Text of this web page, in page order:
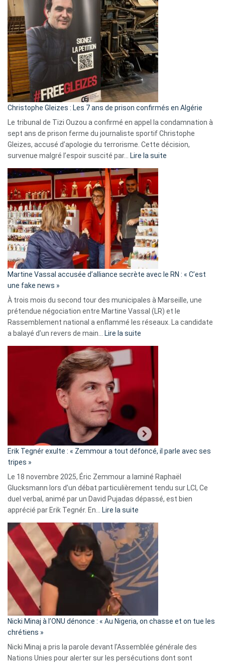
Bas,
Espagne,
Irlande
et
Slovénie
rejettent
la
présence
d’Israël
Christophe Gleizes : Les 7 ans de prison confirmés en Algérie
Le tribunal de Tizi Ouzou a confirmé en appel la condamnation à
sept ans de prison ferme du journaliste sportif Christophe
Gleizes, accusé d’apologie du terrorisme. Cette décision,
survenue malgré l’espoir suscité par…
Lire la suite
Algérie
Martine Vassal accusée d’alliance secrète avec le RN : « C’est
une fake news »
À trois mois du second tour des municipales à Marseille, une
prétendue négociation entre Martine Vassal (LR) et le
Rassemblement national a enflammé les réseaux. La candidate
a balayé d’un revers de main…
Lire la suite
d’alliance
secrète
«
C’est
fake
news
»
Erik Tegnér exulte : « Zemmour a tout défoncé, il parle avec ses
tripes »
Le 18 novembre 2025, Éric Zemmour a laminé Raphaël
Glucksmann lors d’un débat particulièrement tendu sur LCI, Ce
duel verbal, animé par un David Pujadas dépassé, est bien
apprécié par Erik Tegnér. En…
Lire la suite
Tegnér
exulte
« Zemmour
a
tout
parle
ses
tripes »
Nicki Minaj à l’ONU dénonce : « Au Nigeria, on chasse et on tue les
chrétiens »
Nicki Minaj a pris la parole devant l’Assemblée générale des
Nations Unies pour alerter sur les persécutions dont sont